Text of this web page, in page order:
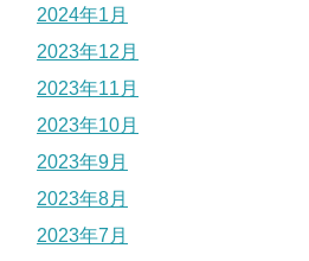
2024年1月
2023年12月
2023年11月
2023年10月
2023年9月
2023年8月
2023年7月